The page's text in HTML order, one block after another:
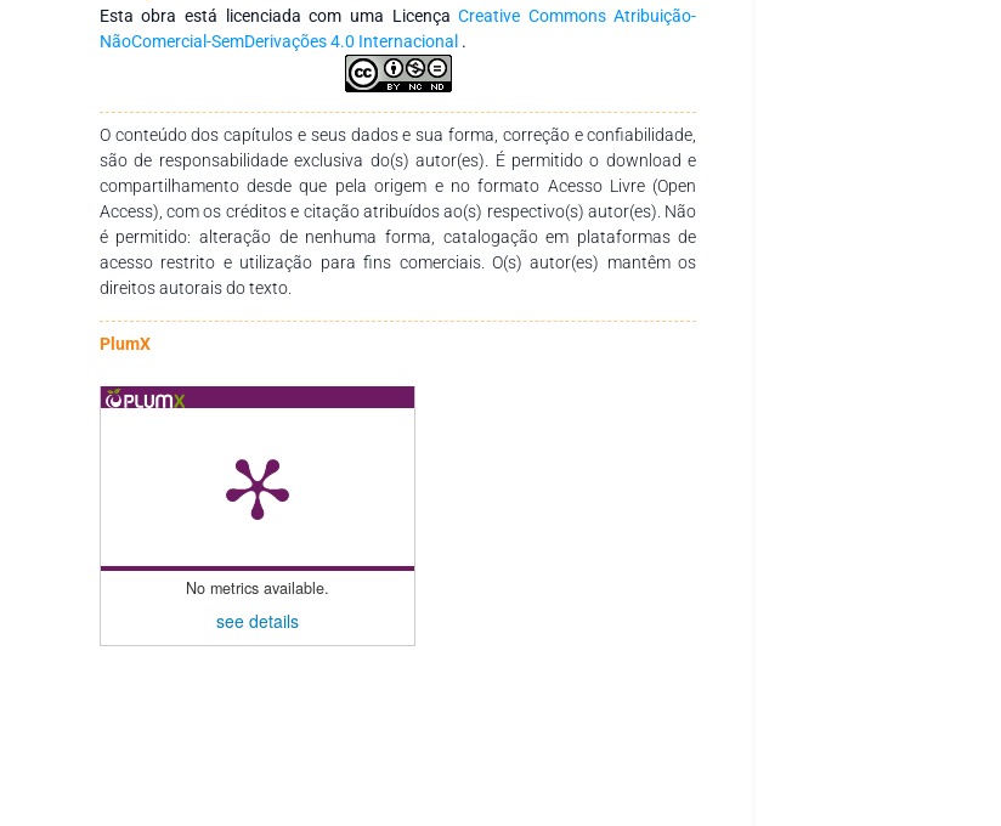
Esta obra está licenciada com uma LicençaCreative Commons Atribuição-
NãoComercial-SemDerivações 4.0 Internacional .
O conteúdo dos capítulos e seus dados e sua forma, correção e confiabilidade,
são de responsabilidade exclusiva do(s) autor(es). É permitido o download e
compartilhamento desde que pela origem e no formato Acesso Livre (Open
Access), com os créditos e citação atribuídos ao(s) respectivo(s) autor(es). Não
é permitido: alteração de nenhuma forma, catalogação em plataformas de
acesso restrito e utilização para fins comerciais. O(s) autor(es) mantêm os
direitos autorais do texto.
PlumX
No metrics available.
see details